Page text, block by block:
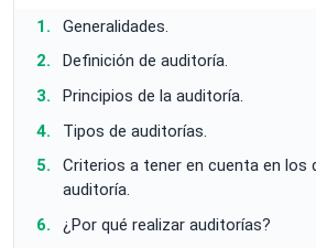
Generalidades.
Definición de auditoría.
Principios de la auditoría.
Tipos de auditorías.
Criterios a tener en cuenta en los
auditoría.
¿Por qué realizar auditorías?